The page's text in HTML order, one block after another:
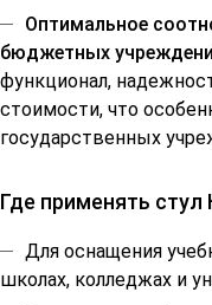
Оптимальное
бюджетных
функционал,
стоимости, что
государственных
Где применять
Для оснащения
школах, колледжах и